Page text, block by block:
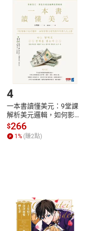
點選「瀏覽訂單明細」
貨。
付款方式
Payment
號，下載書籍後看書
4
一本書讀懂美元：9堂課
解析美元邏輯，如何影響
全球經濟和每個人的投資
【電子書】
$266
1% (賺2點)